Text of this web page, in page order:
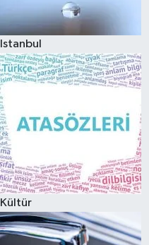
Istanbul
Kültür